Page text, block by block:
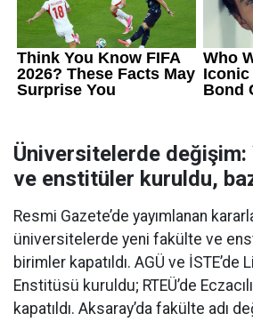
Üniversitelerde
ve enstitüler kuruldu,
Resmi Gazete’de yayımlanan
üniversitelerde yeni fakülte ve
birimler kapatıldı. AGÜ ve
Enstitüsü kuruldu; RTEÜ’de
kapatıldı. Aksaray’da fakülte adı